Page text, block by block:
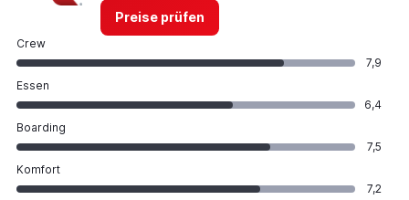
Preise prüfen
Crew
7,9
Essen
6,4
Boarding
7,5
Komfort
7,2